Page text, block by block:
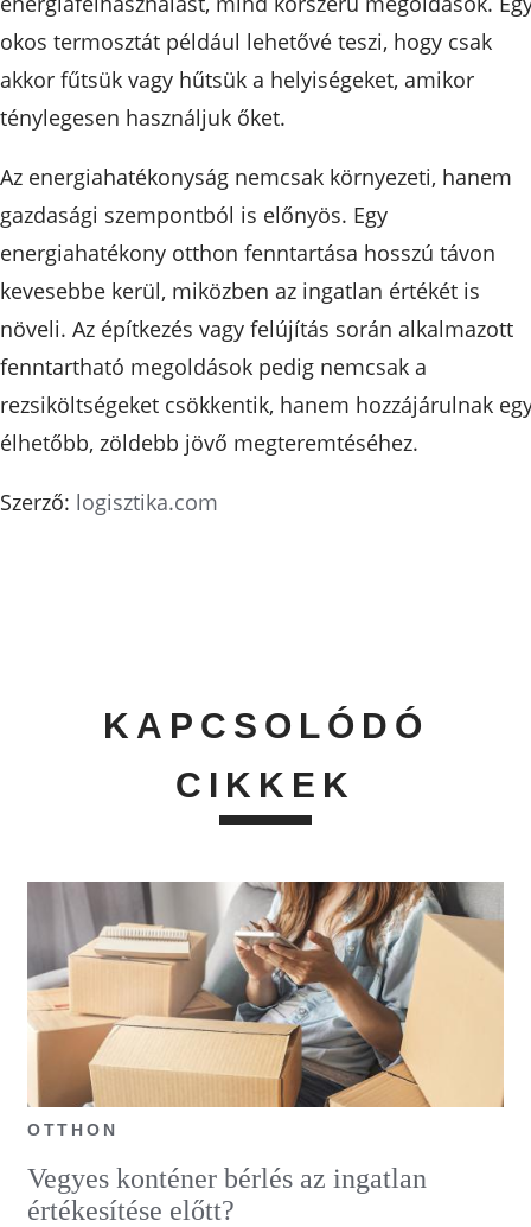
okos termosztát például lehetővé teszi, hogy csak
akkor fűtsük vagy hűtsük a helyiségeket, amikor
ténylegesen használjuk őket.
Az energiahatékonyság nemcsak környezeti, hanem
gazdasági szempontból is előnyös. Egy
energiahatékony otthon fenntartása hosszú távon
kevesebbe kerül, miközben az ingatlan értékét is
növeli. Az építkezés vagy felújítás során alkalmazott
fenntartható megoldások pedig nemcsak a
rezsiköltségeket csökkentik, hanem hozzájárulnak
élhetőbb, zöldebb jövő megteremtéséhez.
Szerző: logisztika.com
KAPCSOLÓDÓ
CIKKEK
OTTHON
Vegyes konténer bérlés az ingatlan
értékesítése előtt?